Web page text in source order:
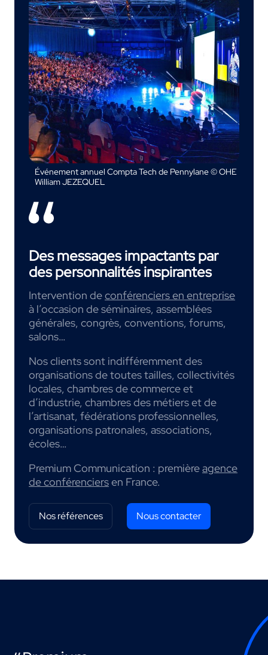
Événement annuel Compta Tech de Pennylane © OHE
William JEZEQUEL
Des messages impactants par
des personnalités inspirantes
Intervention deconférenciers en entreprise
à l’occasion de séminaires, assemblées
générales, congrès, conventions, forums,
salons…
Nos clients sont indifféremment des
organisations de toutes tailles, collectivités
locales, chambres de commerce et
d’industrie, chambres des métiers et de
l’artisanat, fédérations professionnelles,
organisations patronales, associations,
écoles…
Premium Communication : premièreagence
de conférenciersen France.
Nos références Nous contacter